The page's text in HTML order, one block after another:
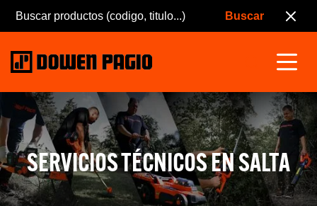
SERVICIOS TÉCNICOS EN SALTA